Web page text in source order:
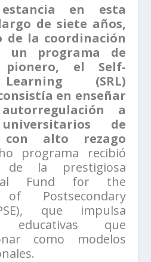
en esta
de siete años,
de la coordinación
un programa de
pionero, el Self-
(SRL)
en enseñar
a
de
alto rezago
programa recibió
de la prestigiosa
Fund for the
of Postsecondary
que impulsa
educativas que
como modelos